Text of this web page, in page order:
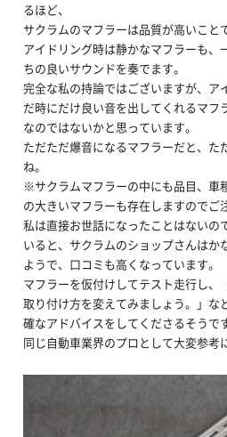
るほど、
サクラムのマフラーは品質が高いこと
アイドリング時は静かなマフラーも、
ちの良いサウンドを奏でます。
完全な私の持論ではございますが、ア
だ時にだけ良い音を出してくれるマフ
なのではないかと思っています。
ただただ爆音になるマフラーだと、た
ね。
※サクラムマフラーの中にも品目、車
の大きいマフラーも存在しますのでご
私は直接お世話になったことはないの
いると、サクラムのショップさんはか
ようで、口コミも高くなっています。
マフラーを仮付けしてテスト走行し、
取り付け方を変えてみましょう。」な
確なアドバイスをしてくださるそうで
同じ自動車業界のプロとして大変参考